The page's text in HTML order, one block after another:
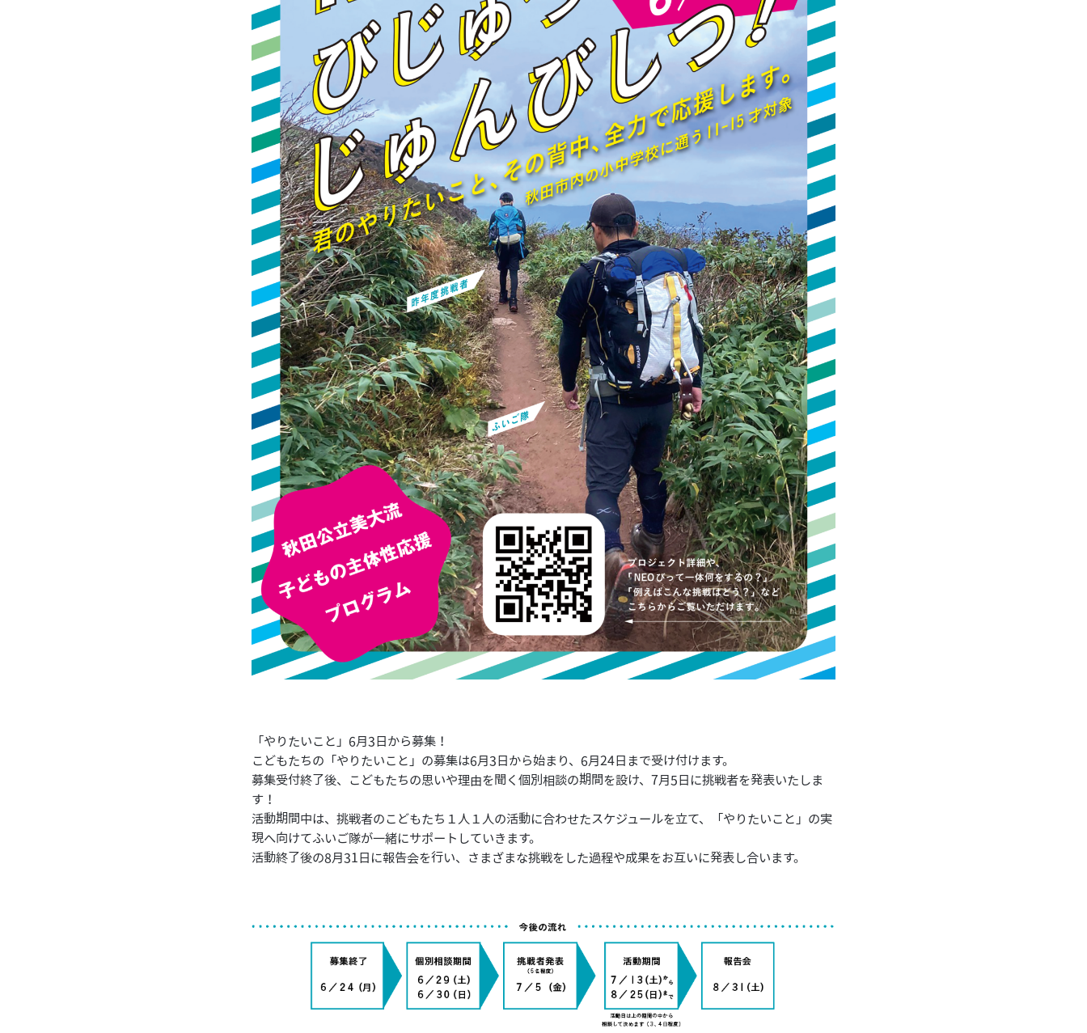
「やりたいこと」6月3日から募集！
こどもたちの「やりたいこと」の募集は6月3日から始まり、6月24日まで受け付けます。
募集受付終了後、こどもたちの思いや理由を聞く個別相談の期間を設け、7月5日に挑戦者を発表いたしま
す！
活動期間中は、挑戦者のこどもたち１人１人の活動に合わせたスケジュールを立て、「やりたいこと」の実
現へ向けてふいご隊が一緒にサポートしていきます。
活動終了後の8月31日に報告会を行い、さまざまな挑戦をした過程や成果をお互いに発表し合います。